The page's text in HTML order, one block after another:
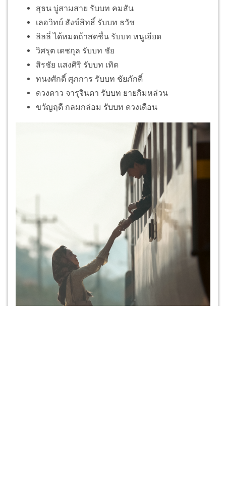
สุธน บู่สามสาย รับบท คมสัน
เลอวิทย์ สังข์สิทธิ์ รับบท ธวัช
ลิลลี่ ได้หมดถ้าสดชื่น รับบท หนูเอียด
วิศรุต เดชกุล รับบท ชัย
สิรชัย แสงศิริ รับบท เทิด
ทนงศักดิ์ ศุภการ รับบท ชัยภักดิ์
ดวงดาว จารุจินดา รับบท ยายกิมหล่วน
ขวัญฤดี กลมกล่อม รับบท ดวงเดือน